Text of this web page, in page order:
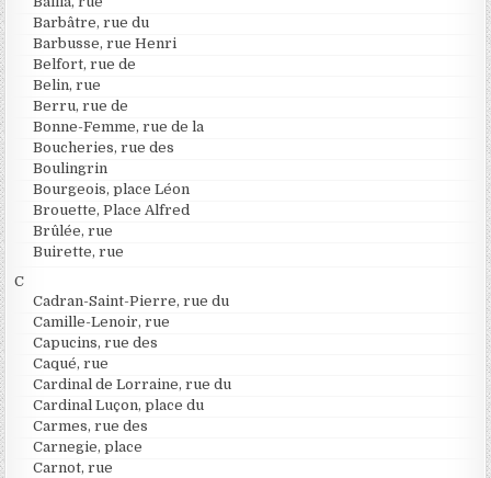
Barbâtre, rue du
Barbusse, rue Henri
Belfort, rue de
Belin, rue
Berru, rue de
Bonne-Femme, rue de la
Boucheries, rue des
Boulingrin
Bourgeois, place Léon
Brouette, Place Alfred
Brûlée, rue
Buirette, rue
C
Cadran-Saint-Pierre, rue du
Camille-Lenoir, rue
Capucins, rue des
Caqué, rue
Cardinal de Lorraine, rue du
Cardinal Luçon, place du
Carmes, rue des
Carnegie, place
Carnot, rue